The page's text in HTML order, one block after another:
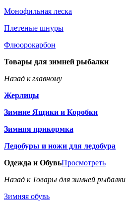
Монофильная леска
Плетеные шнуры
Флюорокарбон
Товары для зимней рыбалки
Назад к главному
Жерлицы
Зимние Ящики и Коробки
Зимняя прикормка
Ледобуры и ножи для ледобура
Одежда и ОбувьПросмотреть
Назад к Товары для зимней рыбалки
Зимняя обувь